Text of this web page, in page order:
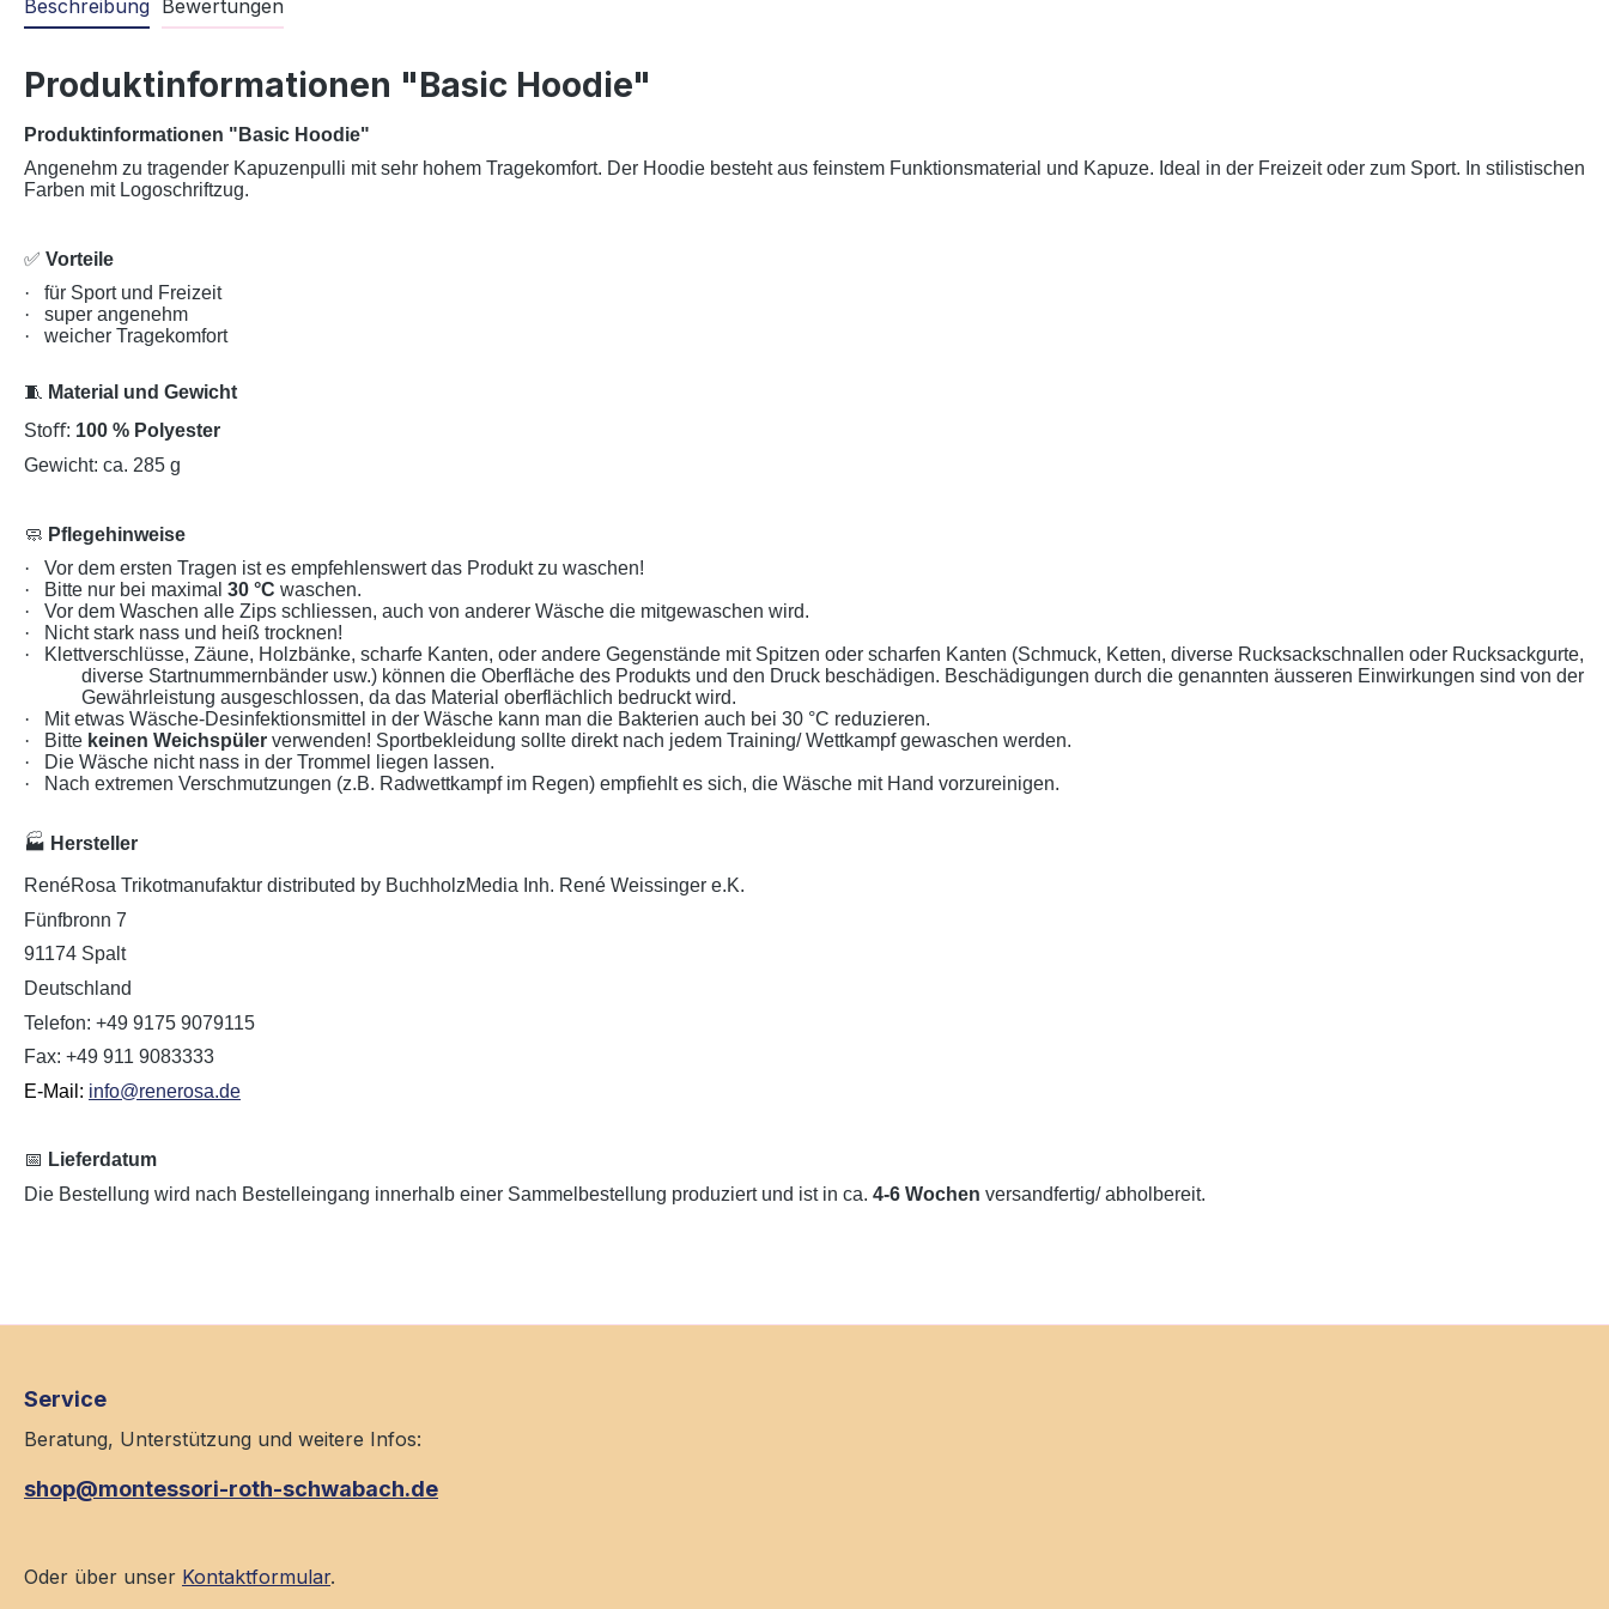
Beschreibung Bewertungen
Produktinformationen "Basic Hoodie"
Produktinformationen "Basic Hoodie"
Angenehm zu tragender Kapuzenpulli mit sehr hohem Tragekomfort. Der Hoodie besteht aus feinstem Funktionsmaterial und Kapuze. Ideal in der Freizeit oder zum Sport. In stilistischen
Farben mit Logoschriftzug.
✅ Vorteile
·
für Sport und Freizeit
·
super angenehm
·
weicher Tragekomfort
🧵 Material und Gewicht
Stoﬀ: 100 % Polyester
Gewicht: ca. 285 g
🧼 Pflegehinweise
·
Vor dem ersten Tragen ist es empfehlenswert das Produkt zu waschen!
·
Bitte nur bei maximal 30 °C waschen.
·
Vor dem Waschen alle Zips schliessen, auch von anderer Wäsche die mitgewaschen wird.
·
Nicht stark nass und heiß trocknen!
·
Klettverschlüsse, Zäune, Holzbänke, scharfe Kanten, oder andere Gegenstände mit Spitzen oder scharfen Kanten (Schmuck, Ketten, diverse Rucksackschnallen oder Rucksackgurte,
diverse Startnummernbänder usw.) können die Oberfläche des Produkts und den Druck beschädigen. Beschädigungen durch die genannten äusseren Einwirkungen sind von der
Gewährleistung ausgeschlossen, da das Material oberflächlich bedruckt wird.
·
Mit etwas Wäsche-Desinfektionsmittel in der Wäsche kann man die Bakterien auch bei 30 °C reduzieren.
·
Bitte keinen Weichspüler verwenden! Sportbekleidung sollte direkt nach jedem Training/ Wettkampf gewaschen werden.
·
Die Wäsche nicht nass in der Trommel liegen lassen.
·
Nach extremen Verschmutzungen (z.B. Radwettkampf im Regen) empfiehlt es sich, die Wäsche mit Hand vorzureinigen.
🏭 Hersteller
RenéRosa Trikotmanufaktur distributed by BuchholzMedia Inh. René Weissinger e.K.
Fünfbronn 7
91174 Spalt
Deutschland
Telefon: +49 9175 9079115
Fax: +49 911 9083333
E-Mail: info@renerosa.de
📅 Lieferdatum
Die Bestellung wird nach Bestelleingang innerhalb einer Sammelbestellung produziert und ist in ca. 4-6 Wochen versandfertig/ abholbereit.
Service
Beratung, Unterstützung und weitere Infos:
shop@montessori-roth-schwabach.de
Oder über unser Kontaktformular.